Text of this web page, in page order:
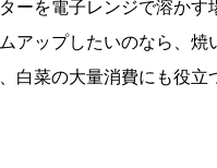
ーを電子レンジで溶か
アップしたいのなら、焼
白菜の大量消費にも役立